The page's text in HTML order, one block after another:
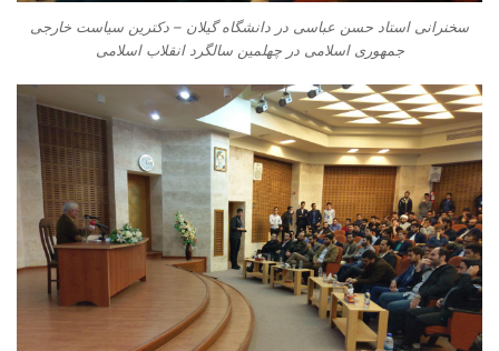
سخنرانی استاد حسن عباسی در دانشگاه گیلان – دکترین سیاست خارجی
جمهوری اسلامی در چهلمین سالگرد انقلاب اسلامی